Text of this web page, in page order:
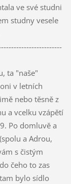
ve své studni
studny vesele
ta "naše"
v letních
nebo těsně z
a vcelku vzápětí
Po domluvě a
a Adrou,
s čistým
čeho to zas
bylo sídlo